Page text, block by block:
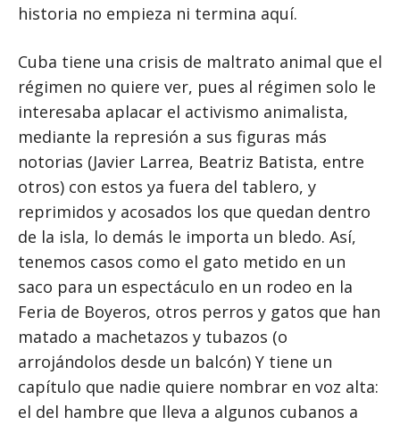
historia no empieza ni termina aquí.
Cuba tiene una crisis de maltrato animal que el
régimen no quiere ver, pues al régimen solo le
interesaba aplacar el activismo animalista,
mediante la represión a sus figuras más
notorias (Javier Larrea, Beatriz Batista, entre
otros) con estos ya fuera del tablero, y
reprimidos y acosados los que quedan dentro
de la isla, lo demás le importa un bledo. Así,
tenemos casos como el gato metido en un
saco para un espectáculo en un rodeo en la
Feria de Boyeros, otros perros y gatos que han
matado a machetazos y tubazos (o
arrojándolos desde un balcón) Y tiene un
capítulo que nadie quiere nombrar en voz alta:
el del hambre que lleva a algunos cubanos a